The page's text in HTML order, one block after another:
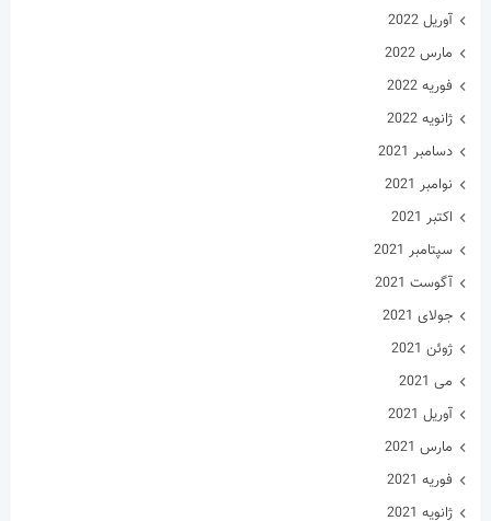
آوریل 2022
مارس 2022
فوریه 2022
ژانویه 2022
دسامبر 2021
نوامبر 2021
اکتبر 2021
سپتامبر 2021
آگوست 2021
جولای 2021
ژوئن 2021
می 2021
آوریل 2021
مارس 2021
فوریه 2021
ژانویه 2021